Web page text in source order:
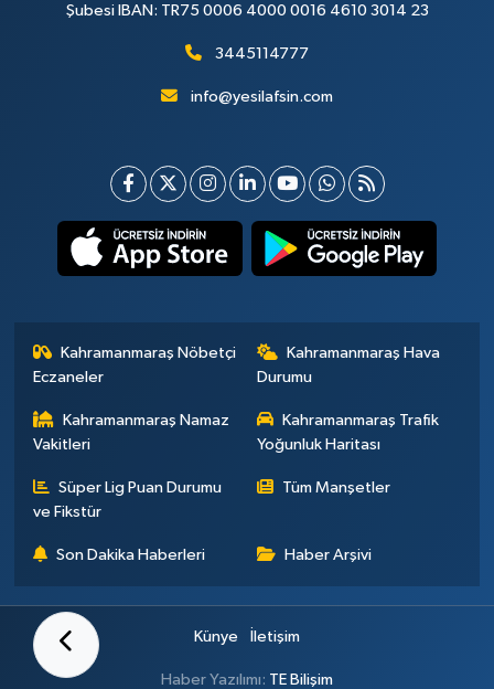
Şubesi IBAN: TR75 0006 4000 0016 4610 3014 23
3445114777
info@yesilafsin.com
Kahramanmaraş Nöbetçi
Eczaneler
Kahramanmaraş Hava
Durumu
Kahramanmaraş Namaz
Vakitleri
Kahramanmaraş Trafik
Yoğunluk Haritası
Süper Lig Puan Durumu
ve Fikstür
Tüm Manşetler
Son Dakika Haberleri Haber Arşivi
Künye İletişim
Haber Yazılımı: TE Bilişim